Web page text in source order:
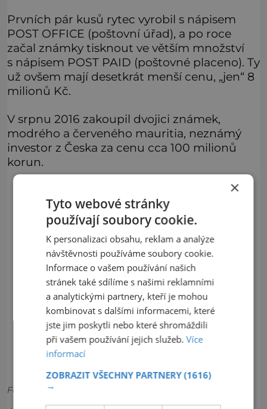
Prvních pár kusů rytec vyrobil s nápisem
POST OFFICE (poštovní úřad), a po roce
začal známky tisknout ve větším množství
s nápisem POST PAID (poštovné placeno). Ty
už ovšem mají desetkrát menší cenu, „jen“ 8
milionů Kč.
V srpnu 2016 zakoupil dvojici známek,
modrého a červeného mauritia, neznámý
investor z Česka za cenu cca 100 milionů
korun.
Foto: Shutterstock
×
Tyto webové stránky
používají soubory cookie.
K personalizaci obsahu, reklam a analýze
návštěvnosti používáme soubory cookie.
Informace o vašem používání našich
stránek také sdílíme s našimi reklamními
a analytickými partnery, kteří je mohou
kombinovat s dalšími informacemi, které
jste jim poskytli nebo které shromáždili
při vašem používání jejich služeb.Více
informací
ZOBRAZIT VŠECHNY PARTNERY(1616)
→